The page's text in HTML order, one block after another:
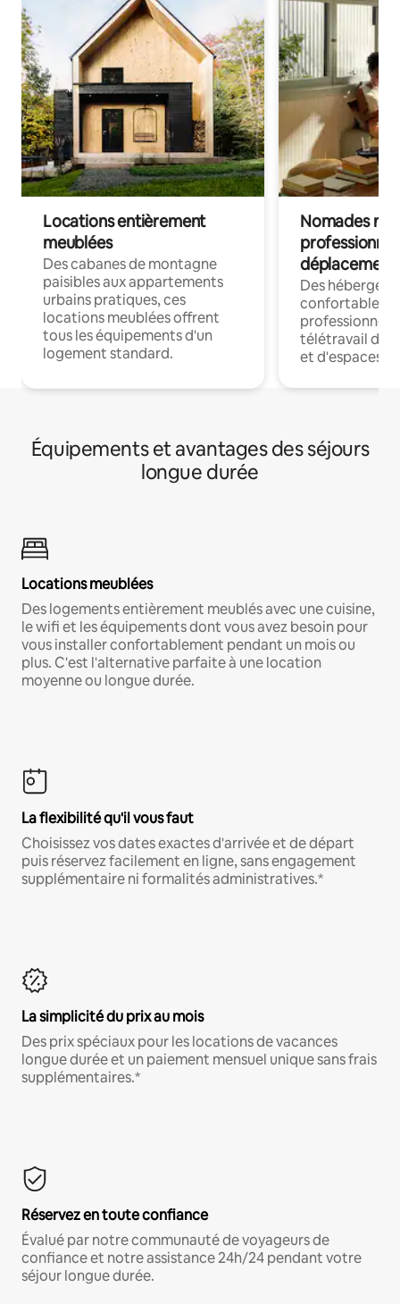
Locations entièrement
meublées
Des cabanes de montagne
paisibles aux appartements
urbains pratiques, ces
locations meublées offrent
tous les équipements d'un
logement standard.
Nomades
déplacement
Des
confortables
professionnels
télétravail
et d'espaces
Équipements et avantages des séjours
longue durée
Locations meublées
Des logements entièrement meublés avec une cuisine,
le wifi et les équipements dont vous avez besoin pour
vous installer confortablement pendant un mois ou
plus. C'est l'alternative parfaite à une location
moyenne ou longue durée.
La flexibilité qu'il vous faut
Choisissez vos dates exactes d'arrivée et de départ
puis réservez facilement en ligne, sans engagement
supplémentaire ni formalités administratives.*
La simplicité du prix au mois
Des prix spéciaux pour les locations de vacances
longue durée et un paiement mensuel unique sans frais
supplémentaires.*
Réservez en toute confiance
Évalué par notre communauté de voyageurs de
confiance et notre assistance 24h/24 pendant votre
séjour longue durée.